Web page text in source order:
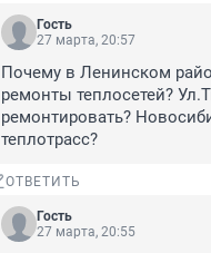
Гость
27 марта, 20:57
Почему в Ленинском
ремонты теплосетей?
ремонтировать?
теплотрасс?
ОТВЕТИТЬ
Гость
27 марта, 20:55